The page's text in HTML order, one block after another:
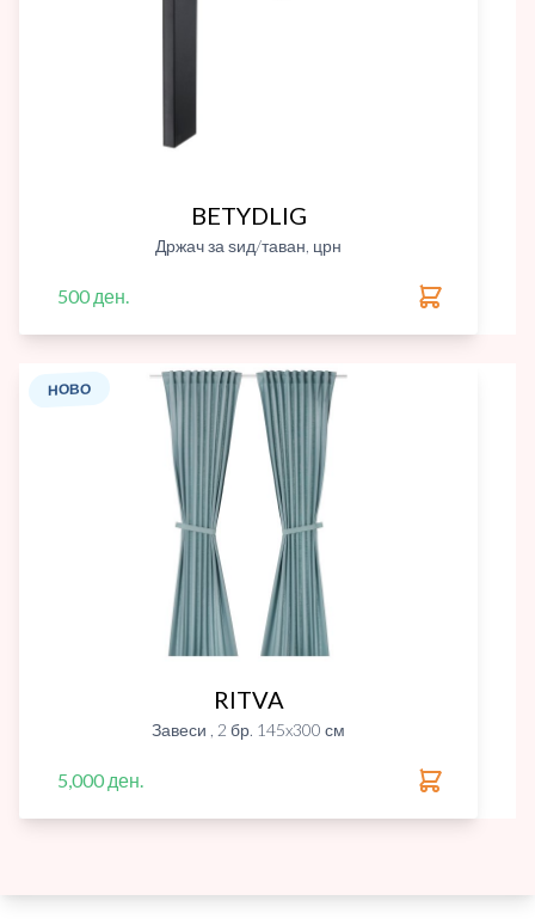
BETYDLIG
Држач за ѕид/таван, црн
500 ден.
НОВО
RITVA
Завеси , 2 бр. 145x300 см
5,000 ден.